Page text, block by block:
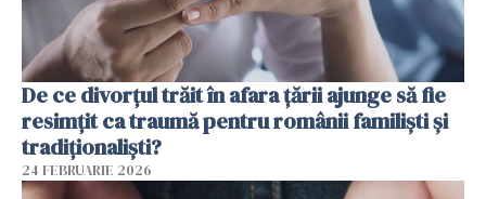
De ce divorțul trăit în afara țării ajunge să fie
resimțit ca traumă pentru românii familiști și
tradiționaliști?
24 FEBRUARIE 2026